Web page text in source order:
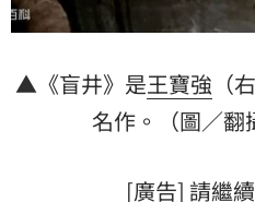
▲《盲井》是王寶強 （
名作。（圖／翻
[廣告] 請繼